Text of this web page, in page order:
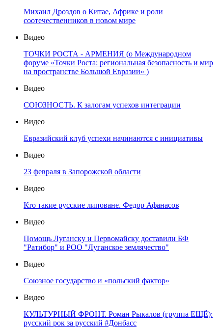
Михаил Дроздов о Китае, Африке и роли
соотечественников в новом мире
Видео
ТОЧКИ РОСТА - АРМЕНИЯ (о Международном
форуме «Точки Роста: региональная безопасность и мир
на пространстве Большой Евразии» )
Видео
СОЮЗНОСТЬ. К залогам успехов интеграции
Видео
Евразийский клуб успехи начинаются с инициативы
Видео
23 февраля в Запорожской области
Видео
Кто такие русские липоване. Федор Афанасов
Видео
Помощь Луганску и Первомайску доставили БФ
"Ратибор" и РОО "Луганское землячество"
Видео
Союзное государство и «польский фактор»
Видео
КУЛЬТУРНЫЙ ФРОНТ. Роман Рыкалов (группа ЕЩЁ):
русский рок за русский #Донбасс